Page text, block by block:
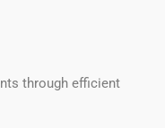
through efficient